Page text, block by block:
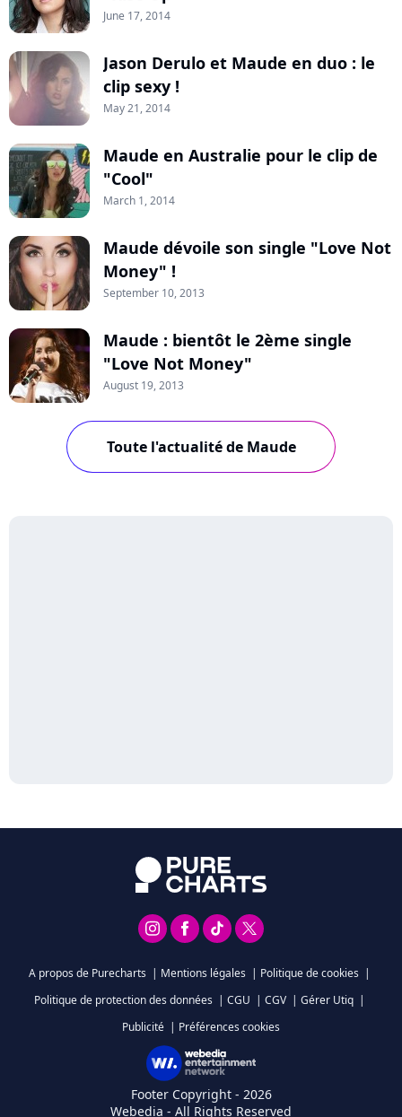
June 17, 2014
Jason Derulo et Maude en duo : le
clip sexy !
May 21, 2014
Maude en Australie pour le clip de
"Cool"
March 1, 2014
Maude dévoile son single "Love Not
Money" !
September 10, 2013
Maude : bientôt le 2ème single
"Love Not Money"
August 19, 2013
Toute l'actualité de Maude
A propos de Purecharts | Mentions légales | Politique de cookies |
Politique de protection des données | CGU | CGV | Gérer Utiq |
Publicité | Préférences cookies
Footer Copyright - 2026
Webedia - All Rights Reserved